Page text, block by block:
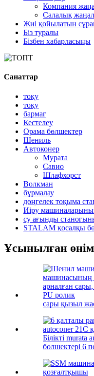
Компания
Салалық
Жиі қойылатын
Біз туралы
Бізбен хабарласыңы
Санаттар
тоқу
тоқу
бармаг
Кестелеу
Орама бөлшектер
Шениль
Автоконер
Мурата
Савио
Шлафхорст
Волкман
бұрмалау
дөңгелек тоқыма
Иіру
су ағынды
STALAM қосалқы
Ұсынылған
сары қызыл
Білікті murata
бөлшектері 6